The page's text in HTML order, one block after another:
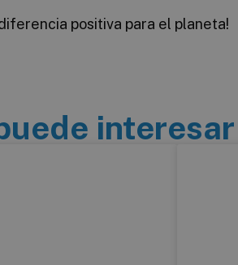
positiva para el planeta!
interesar